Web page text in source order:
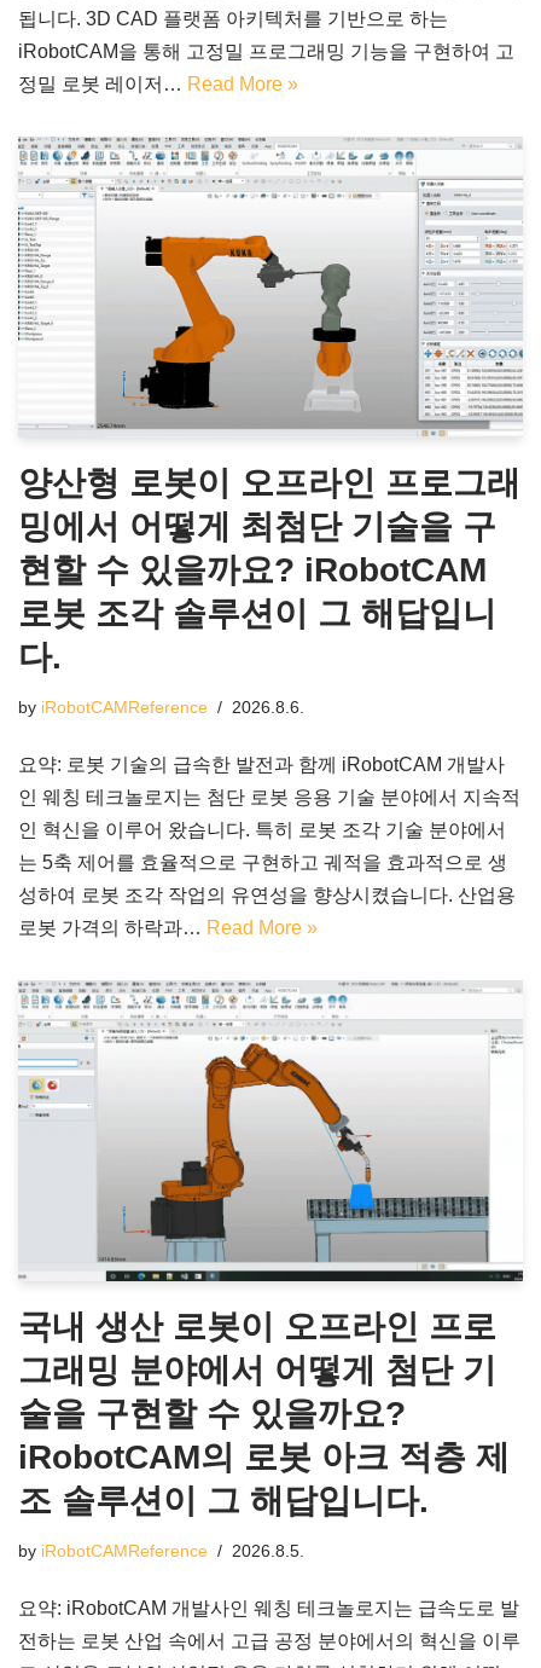
됩니다. 3D CAD 플랫폼 아키텍처를 기반으로 하는
iRobotCAM을 통해 고정밀 프로그래밍 기능을 구현하여 고
정밀 로봇 레이저… Read More »
양산형 로봇이 오프라인 프로그래
밍에서 어떻게 최첨단 기술을 구
현할 수 있을까요? iRobotCAM
로봇 조각 솔루션이 그 해답입니
다.
by iRobotCAMReference 2026.8.6.
요약: 로봇 기술의 급속한 발전과 함께 iRobotCAM 개발사
인 웨칭 테크놀로지는 첨단 로봇 응용 기술 분야에서 지속적
인 혁신을 이루어 왔습니다. 특히 로봇 조각 기술 분야에서
는 5축 제어를 효율적으로 구현하고 궤적을 효과적으로 생
성하여 로봇 조각 작업의 유연성을 향상시켰습니다. 산업용
로봇 가격의 하락과… Read More »
국내 생산 로봇이 오프라인 프로
그래밍 분야에서 어떻게 첨단 기
술을 구현할 수 있을까요?
iRobotCAM의 로봇 아크 적층 제
조 솔루션이 그 해답입니다.
by iRobotCAMReference 2026.8.5.
요약: iRobotCAM 개발사인 웨칭 테크놀로지는 급속도로 발
전하는 로봇 산업 속에서 고급 공정 분야에서의 혁신을 이루